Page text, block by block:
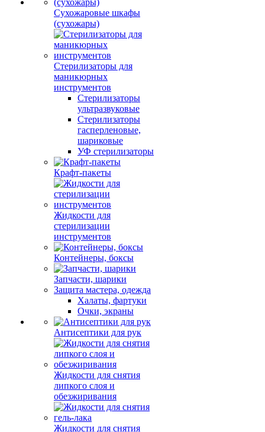
Сухожаровые шкафы
(сухожары)
Стерилизаторы для
маникюрных
инструментов
Стерилизаторы
ультразвуковые
Стерилизаторы
гасперленовые,
шариковые
УФ стерилизаторы
Крафт-пакеты
Жидкости для
стерилизации
инструментов
Контейнеры, боксы
Запчасти, шарики
Защита мастера, одежда
Халаты, фартуки
Очки, экраны
Антисептики для рук
Жидкости для снятия
липкого слоя и
обезжиривания
Жидкости для снятия